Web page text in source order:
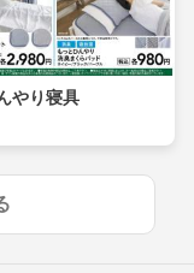
やり寝具